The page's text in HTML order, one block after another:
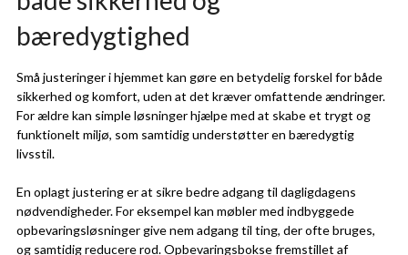
bæredygtighed
Små justeringer i hjemmet kan gøre en betydelig forskel for både
sikkerhed og komfort, uden at det kræver omfattende ændringer.
For ældre kan simple løsninger hjælpe med at skabe et trygt og
funktionelt miljø, som samtidig understøtter en bæredygtig
livsstil.
En oplagt justering er at sikre bedre adgang til dagligdagens
nødvendigheder. For eksempel kan møbler med indbyggede
opbevaringsløsninger give nem adgang til ting, der ofte bruges,
og samtidig reducere rod. Opbevaringsbokse fremstillet af